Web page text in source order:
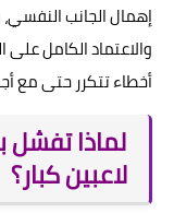
إهمال الجانب
والاعتماد الكامل
أخطاء تتكرر حتى مع
لماذا تفشل
لاعبين كبار؟